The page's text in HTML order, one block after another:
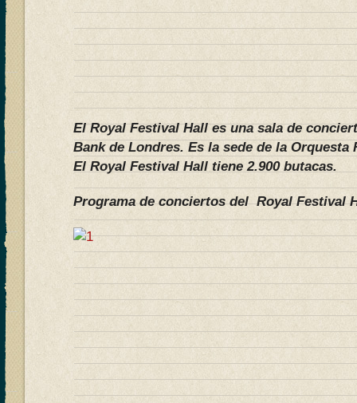
El Royal Festival Hall es una sala de
Bank de Londres. Es la sede de la
El Royal Festival Hall tiene 2.900 butacas.
Programa de conciertos del Royal Festival